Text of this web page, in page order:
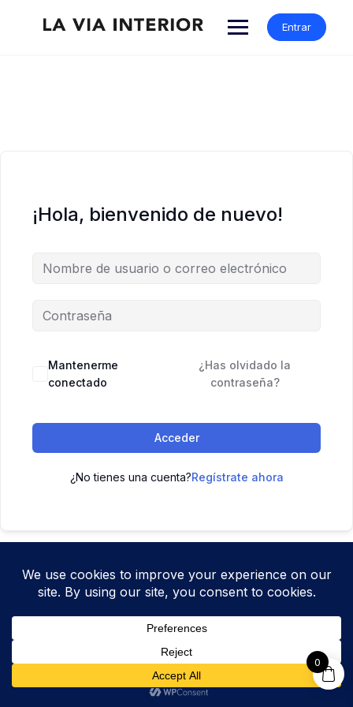
Entrar
¡Hola, bienvenido de nuevo!
Mantenerme
conectado
¿Has olvidado la
contraseña?
Acceder
¿No tienes una cuenta?Regístrate ahora
0